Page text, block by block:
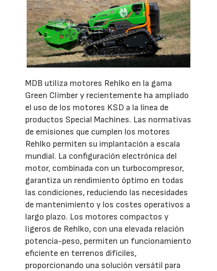
MDB utiliza motores Rehlko en la gama
Green Climber y recientemente ha ampliado
el uso de los motores KSD a la línea de
productos Special Machines. Las normativas
de emisiones que cumplen los motores
Rehlko permiten su implantación a escala
mundial. La configuración electrónica del
motor, combinada con un turbocompresor,
garantiza un rendimiento óptimo en todas
las condiciones, reduciendo las necesidades
de mantenimiento y los costes operativos a
largo plazo. Los motores compactos y
ligeros de Rehlko, con una elevada relación
potencia-peso, permiten un funcionamiento
eficiente en terrenos difíciles,
proporcionando una solución versátil para